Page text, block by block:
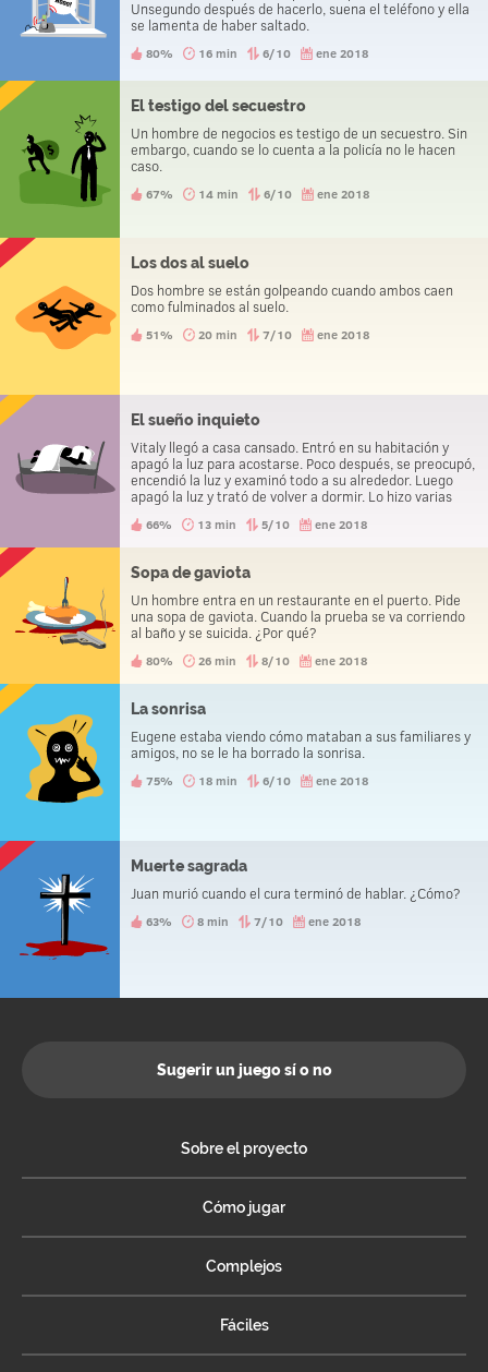
Unsegundo después de hacerlo, suena el teléfono y ella
se lamenta de haber saltado.
80% 16 min 6/10 ene 2018
El testigo del secuestro
Un hombre de negocios es testigo de un secuestro. Sin
embargo, cuando se lo cuenta a la policía no le hacen
caso.
67% 14 min 6/10 ene 2018
Los dos al suelo
Dos hombre se están golpeando cuando ambos caen
como fulminados al suelo.
51% 20 min 7/10 ene 2018
El sueño inquieto
Vitaly llegó a casa cansado. Entró en su habitación y
apagó la luz para acostarse. Poco después, se preocupó,
encendió la luz y examinó todo a su alrededor. Luego
apagó la luz y trató de volver a dormir. Lo hizo varias
cadáver.
66% 13 min 5/10 ene 2018
Sopa de gaviota
Un hombre entra en un restaurante en el puerto. Pide
una sopa de gaviota. Cuando la prueba se va corriendo
al baño y se suicida. ¿Por qué?
80% 26 min 8/10 ene 2018
La sonrisa
Eugene estaba viendo cómo mataban a sus familiares y
amigos, no se le ha borrado la sonrisa.
75% 18 min 6/10 ene 2018
Muerte sagrada
Juan murió cuando el cura terminó de hablar. ¿Cómo?
63% 8 min 7/10 ene 2018
Sugerir un juego sí o no
Sobre el proyecto
Cómo jugar
Complejos
Fáciles